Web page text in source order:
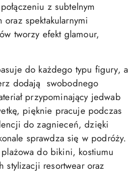
z subtelnym
spektakularnymi
tworzy efekt glamour,
do każdego typu figury, a
dodają swobodnego
przypominający jedwab
pięknie pracuje podczas
do zagnieceń, dzięki
sprawdza się w podróży.
do bikini, kostiumu
stylizacji resortwear oraz